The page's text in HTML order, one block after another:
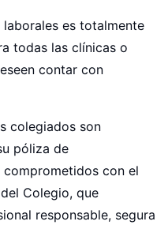
es totalmente
todas las clínicas o
contar con
colegiados son
póliza de
con el
Colegio, que
responsable, segura